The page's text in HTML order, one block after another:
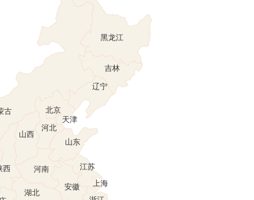
北京
内蒙古
宁夏
河北
黑龙江
陕西